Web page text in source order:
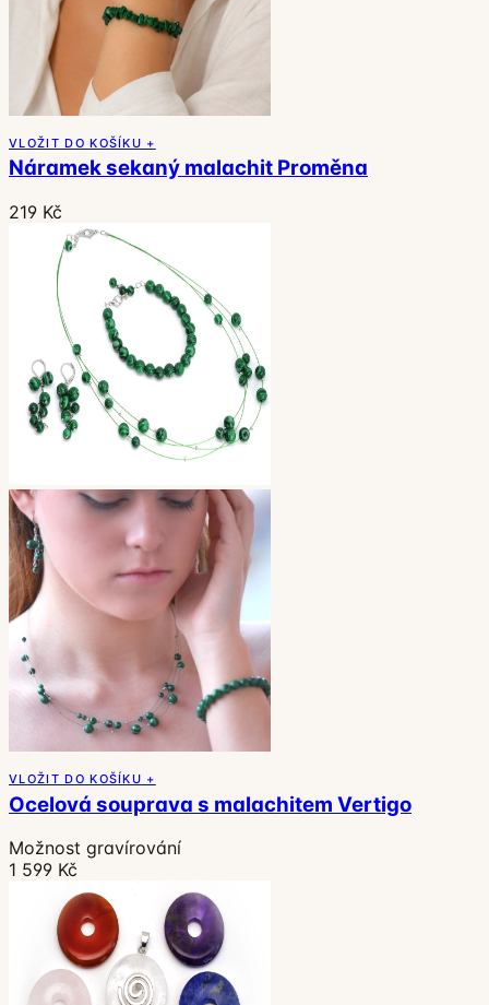
VLOŽIT DO KOŠÍKU +
Náramek sekaný malachit Proměna
219 Kč
VLOŽIT DO KOŠÍKU +
Ocelová souprava s malachitem Vertigo
Možnost gravírování
1 599 Kč